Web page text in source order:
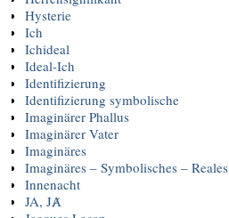
Hysterie
Ich
Ichideal
Ideal-Ich
Identifizierung
Identifizierung symbolische
Imaginärer Phallus
Imaginärer Vater
Imaginäres
Imaginäres – Symbolisches – Reales
Innenacht
JA, JȺ